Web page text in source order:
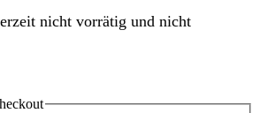
nicht vorrätig und nicht